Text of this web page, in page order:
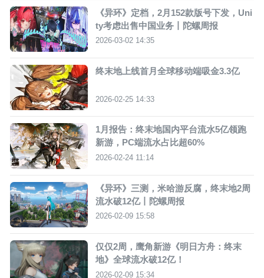
《异环》定档，2月152款版号下发，Uni
ty考虑出售中国业务丨陀螺周报
2026-03-02 14:35
终末地上线首月全球移动端吸金3.3亿
2026-02-25 14:33
1月报告：终末地国内平台流水5亿领跑
新游，PC端流水占比超60%
2026-02-24 11:14
《异环》三测，米哈游反腐，终末地2周
流水破12亿丨陀螺周报
2026-02-09 15:58
仅仅2周，鹰角新游《明日方舟：终末
地》全球流水破12亿！
2026-02-09 15:34